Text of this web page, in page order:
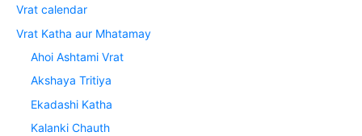
Vrat calendar
Vrat Katha aur Mhatamay
Ahoi Ashtami Vrat
Akshaya Tritiya
Ekadashi Katha
Kalanki Chauth